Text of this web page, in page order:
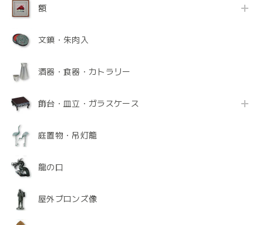
額
文鎮・朱肉入
酒器・食器・カトラリー
飾台・皿立・ガラスケース
庭置物・吊灯籠
龍の口
屋外ブロンズ像